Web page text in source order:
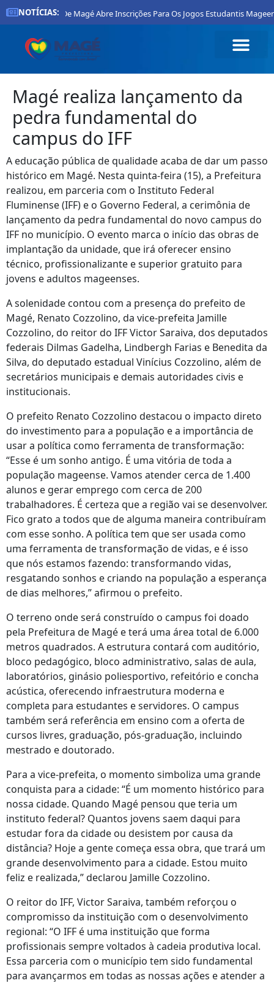
NOTÍCIAS:
Prefeitura De Magé Abre Inscrições Para Os Jogos Estudantis
Magé realiza lançamento da
pedra fundamental do
campus do IFF
A educação pública de qualidade acaba de dar um passo
histórico em Magé. Nesta quinta-feira (15), a Prefeitura
realizou, em parceria com o Instituto Federal
Fluminense (IFF) e o Governo Federal, a cerimônia de
lançamento da pedra fundamental do novo campus do
IFF no município. O evento marca o início das obras de
implantação da unidade, que irá oferecer ensino
técnico, profissionalizante e superior gratuito para
jovens e adultos mageenses.
A solenidade contou com a presença do prefeito de
Magé, Renato Cozzolino, da vice-prefeita Jamille
Cozzolino, do reitor do IFF Victor Saraiva, dos deputados
federais Dilmas Gadelha, Lindbergh Farias e Benedita da
Silva, do deputado estadual Vinícius Cozzolino, além de
secretários municipais e demais autoridades civis e
institucionais.
O prefeito Renato Cozzolino destacou o impacto direto
do investimento para a população e a importância de
usar a política como ferramenta de transformação:
“Esse é um sonho antigo. É uma vitória de toda a
população mageense. Vamos atender cerca de 1.400
alunos e gerar emprego com cerca de 200
trabalhadores. É certeza que a região vai se desenvolver.
Fico grato a todos que de alguma maneira contribuíram
com esse sonho. A política tem que ser usada como
uma ferramenta de transformação de vidas, e é isso
que nós estamos fazendo: transformando vidas,
resgatando sonhos e criando na população a esperança
de dias melhores,” afirmou o prefeito.
O terreno onde será construído o campus foi doado
pela Prefeitura de Magé e terá uma área total de 6.000
metros quadrados. A estrutura contará com auditório,
bloco pedagógico, bloco administrativo, salas de aula,
laboratórios, ginásio poliesportivo, refeitório e concha
acústica, oferecendo infraestrutura moderna e
completa para estudantes e servidores. O campus
também será referência em ensino com a oferta de
cursos livres, graduação, pós-graduação, incluindo
mestrado e doutorado.
Para a vice-prefeita, o momento simboliza uma grande
conquista para a cidade: “É um momento histórico para
nossa cidade. Quando Magé pensou que teria um
instituto federal? Quantos jovens saem daqui para
estudar fora da cidade ou desistem por causa da
distância? Hoje a gente começa essa obra, que trará um
grande desenvolvimento para a cidade. Estou muito
feliz e realizada,” declarou Jamille Cozzolino.
O reitor do IFF, Victor Saraiva, também reforçou o
compromisso da instituição com o desenvolvimento
regional: “O IFF é uma instituição que forma
profissionais sempre voltados à cadeia produtiva local.
Essa parceria com o município tem sido fundamental
para avançarmos em todas as nossas ações e atender a